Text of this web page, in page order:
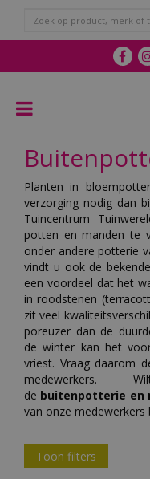
n
a
Planten in
verzorging nodig dan
Tuincentrum
potten en manden te
onder andere potterie
vindt u ook de
een voordeel dat het
in roodstenen
zit veel
poreuzer dan de
de winter kan het
vriest. Vraag daarom
medewerkers.
de buitenpotterie en
van onze medewerkers
Toon filters